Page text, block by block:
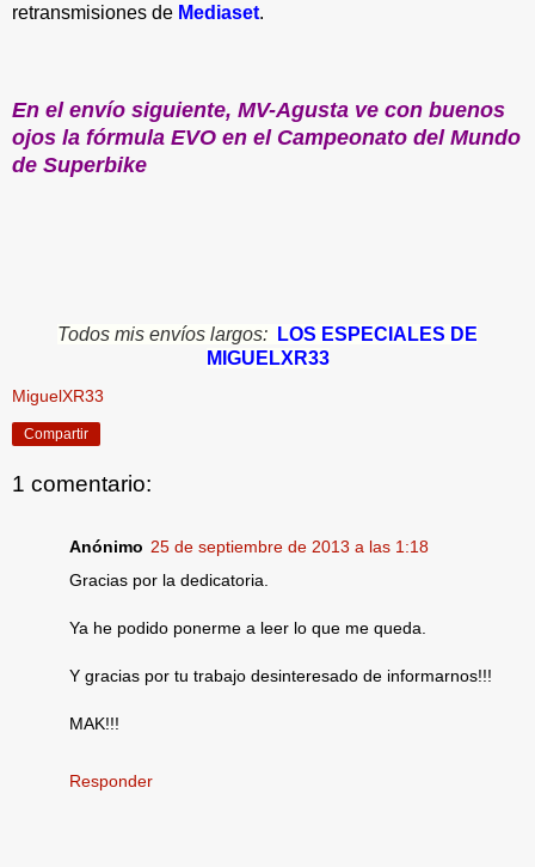
retransmisiones de Mediaset.
En el envío siguiente, MV-Agusta ve con buenos
ojos la fórmula EVO en el Campeonato del Mundo
de Superbike
Todos mis envíos largos:
LOS ESPECIALES DE
MIGUELXR33
MiguelXR33
Compartir
1 comentario:
Anónimo 25 de septiembre de 2013 a las 1:18
Gracias por la dedicatoria.
Ya he podido ponerme a leer lo que me queda.
Y gracias por tu trabajo desinteresado de informarnos!!!
MAK!!!
Responder